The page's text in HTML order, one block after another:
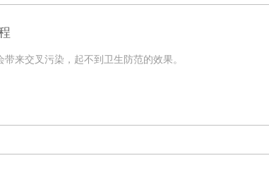
来交叉污染，起不到卫生防范的效果。